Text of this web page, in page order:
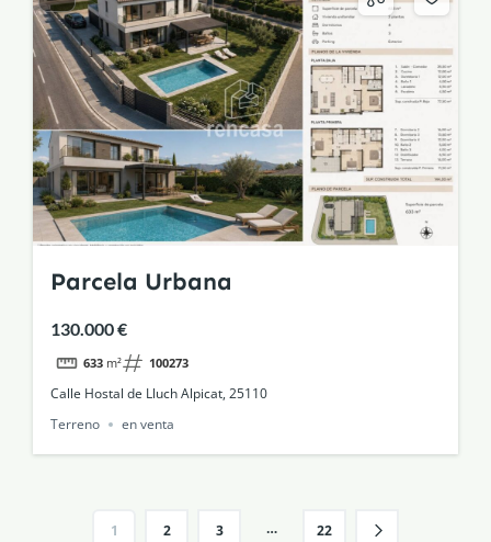
Parcela Urbana
130.000 €
633 m² 100273
Calle Hostal de Lluch Alpicat, 25110
Terreno
en venta
1 2 3 … 22